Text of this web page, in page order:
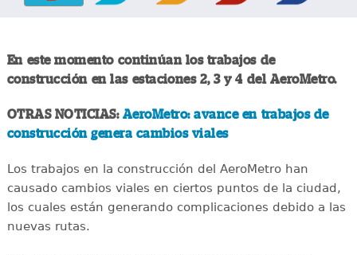
En este momento continúan los trabajos de
construcción en las estaciones 2, 3 y 4 del AeroMetro.
OTRAS NOTICIAS: AeroMetro: avance en trabajos de
construcción genera cambios viales
Los trabajos en la construcción del AeroMetro han
causado cambios viales en ciertos puntos de la ciudad,
los cuales están generando complicaciones debido a las
nuevas rutas.